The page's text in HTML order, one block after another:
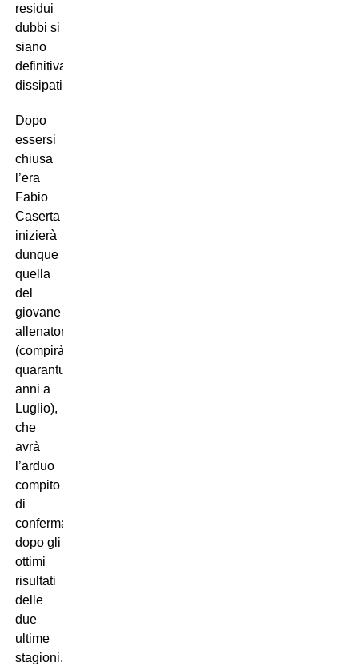
residui
dubbi si
siano
definitivamente
dissipati.
Dopo
essersi
chiusa
l’era
Fabio
Caserta
inizierà
dunque
quella
del
giovane
allenatore
(compirà
quarantuno
anni a
Luglio),
che
avrà
l’arduo
compito
di
confermarsi
dopo gli
ottimi
risultati
delle
due
ultime
stagioni.